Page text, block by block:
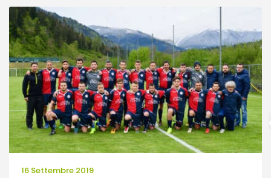
16 Settembre 2019